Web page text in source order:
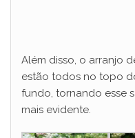
Além disso, o arranjo
estão todos no topo
fundo, tornando esse
mais evidente.